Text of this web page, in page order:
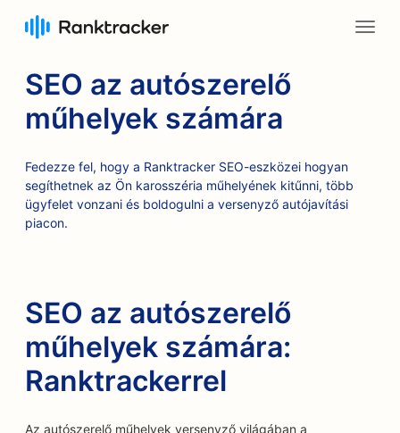
SEO az autószerelő
műhelyek számára
Fedezze fel, hogy a Ranktracker SEO-eszközei hogyan
segíthetnek az Ön karosszéria műhelyének kitűnni, több
ügyfelet vonzani és boldogulni a versenyző autójavítási
piacon.
SEO az autószerelő
műhelyek számára:
Ranktrackerrel
Az autószerelő műhelyek versenyző világában a